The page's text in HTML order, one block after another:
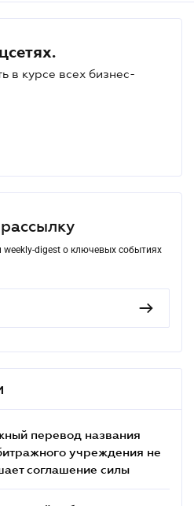
в курсе всех бизнес-
digest о ключевых событиях
перевод названия
учреждения не
соглашение силы